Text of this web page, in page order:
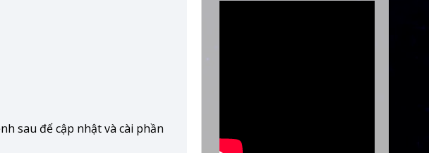
sau để cập nhật và cài phần